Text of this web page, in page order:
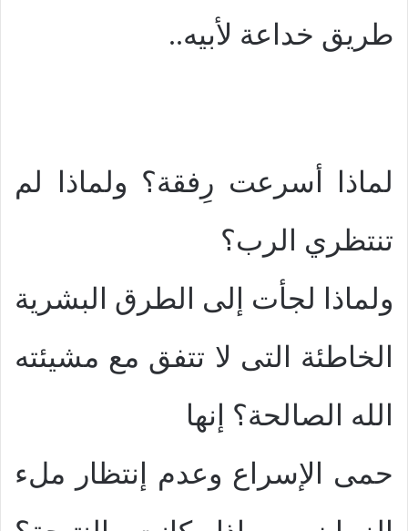
طريق خداعة لأبيه..
لماذا أسرعت رِفقة؟ ولماذا لم
تنتظري الرب؟
ولماذا لجأت إلى الطرق البشرية
الخاطئة التى لا تتفق مع مشيئته
الله الصالحة؟ إنها
حمى الإسراع وعدم إنتظار ملء